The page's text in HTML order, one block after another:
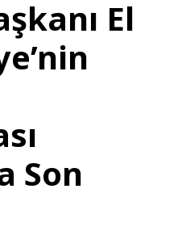
El
Son